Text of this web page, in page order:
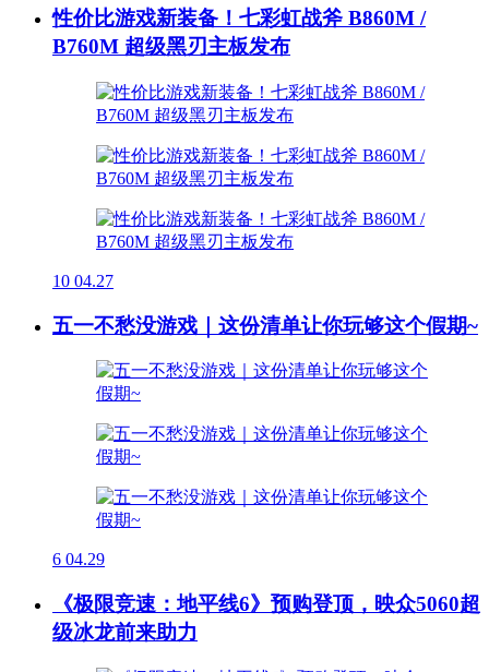
性价比游戏新装备！七彩虹战斧 B860M /
B760M 超级黑刃主板发布
10 04.27
五一不愁没游戏｜这份清单让你玩够这个假期~
6 04.29
《极限竞速：地平线6》预购登顶，映众5060超
级冰龙前来助力